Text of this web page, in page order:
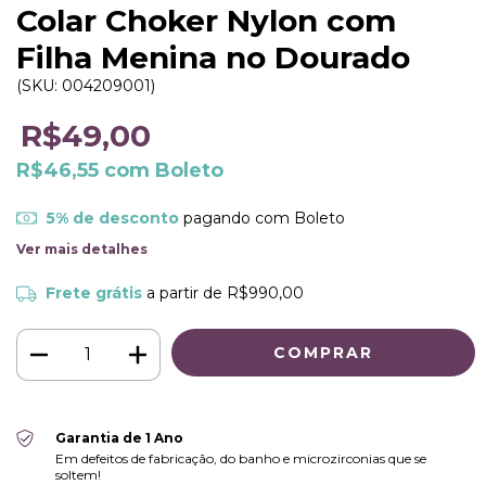
Colar Choker Nylon com
Filha Menina no Dourado
(SKU: 004209001)
R$49,00
R$46,55 com Boleto
5% de descontopagando com Boleto
Ver mais detalhes
Frete grátis a partir de R$990,00
Garantia de 1 Ano
Em defeitos de fabricação, do banho e microzirconias que se
soltem!